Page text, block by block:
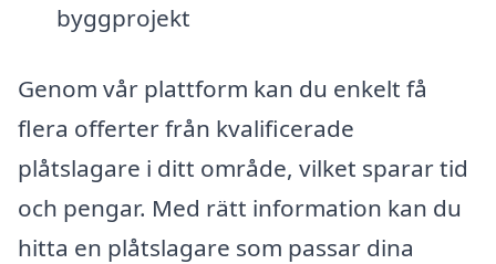
byggprojekt
Genom vår plattform kan du enkelt få
flera offerter från kvalificerade
plåtslagare i ditt område, vilket sparar tid
och pengar. Med rätt information kan du
hitta en plåtslagare som passar dina